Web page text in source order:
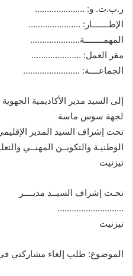
ر.ب.ت. و: …………………
الإطـــــــار: ………………….
المهمــــــــة…………………
مقر العمل: …………………
الجماعــــة: ……………………
إلى السيد مدير الأكاديمية الجهوية
لجهة سوس ماسة
تحت إشراف السيد المدير الإقليمي
الوطنيـة والتكويــن المهنــي
تيزنيت
تحـت إشراف السيــد مديــــر
……………………….
تيزنيت
الموضوع: طلب إلغاء مشاركتي في